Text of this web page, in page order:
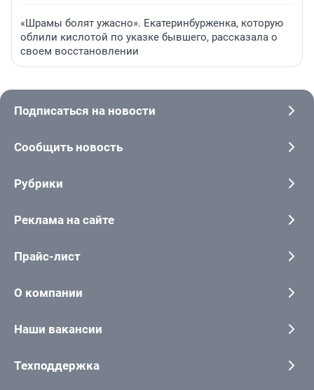
«Шрамы болят ужасно». Екатеринбурженка, которую
облили кислотой по указке бывшего, рассказала о
своем восстановлении
Подписаться на новости
Сообщить новость
Рубрики
Реклама на сайте
Прайс-лист
О компании
Наши вакансии
Техподдержка